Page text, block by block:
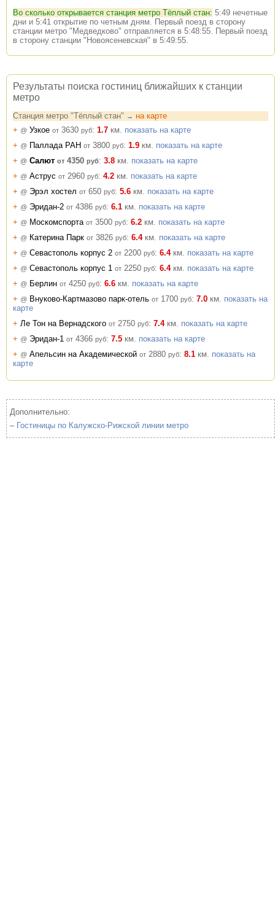
Во сколько открывается станция метро Тёплый стан: 5:49 нечетные
дни и 5:41 открытие по четным дням. Первый поезд в сторону
станции метро "Медведково" отправляется в 5:48:55. Первый поезд
в сторону станции "Новоясеневская" в 5:49:55.
Результаты поиска гостиниц ближайших к станции
метро
Станция метро "Тёплый стан" → на карте
+ @ Узкое от 3630 руб: 1.7 км. показать на карте
+ @ Паллада РАН от 3800 руб: 1.9 км. показать на карте
+ @ Салют от 4350 руб: 3.8 км. показать на карте
+ @ Аструс от 2960 руб: 4.2 км. показать на карте
+ @ Эрэл хостел от 650 руб: 5.6 км. показать на карте
+ @ Эридан-2 от 4386 руб: 6.1 км. показать на карте
+ @ Москомспорта от 3500 руб: 6.2 км. показать на карте
+ @ Катерина Парк от 3826 руб: 6.4км. показать на карте
+ @ Севастополь корпус 2 от 2200 руб: 6.4км. показать на карте
+ @ Севастополь корпус 1 от 2250 руб: 6.4км. показать на карте
+ @ Берлин от 4250 руб: 6.6 км. показать на карте
+ @ Внуково-Картмазово парк-отель от 1700 руб: 7.0 км. показать на
карте
+ Ле Тон на Вернадского от 2750 руб: 7.4км. показать на карте
+ @ Эридан-1 от 4366 руб: 7.5 км. показать на карте
+ @ Апельсин на Академической от 2880 руб: 8.1 км. показать на
карте
Дополнительно:
– Гостиницы по Калужско-Рижской линии метро